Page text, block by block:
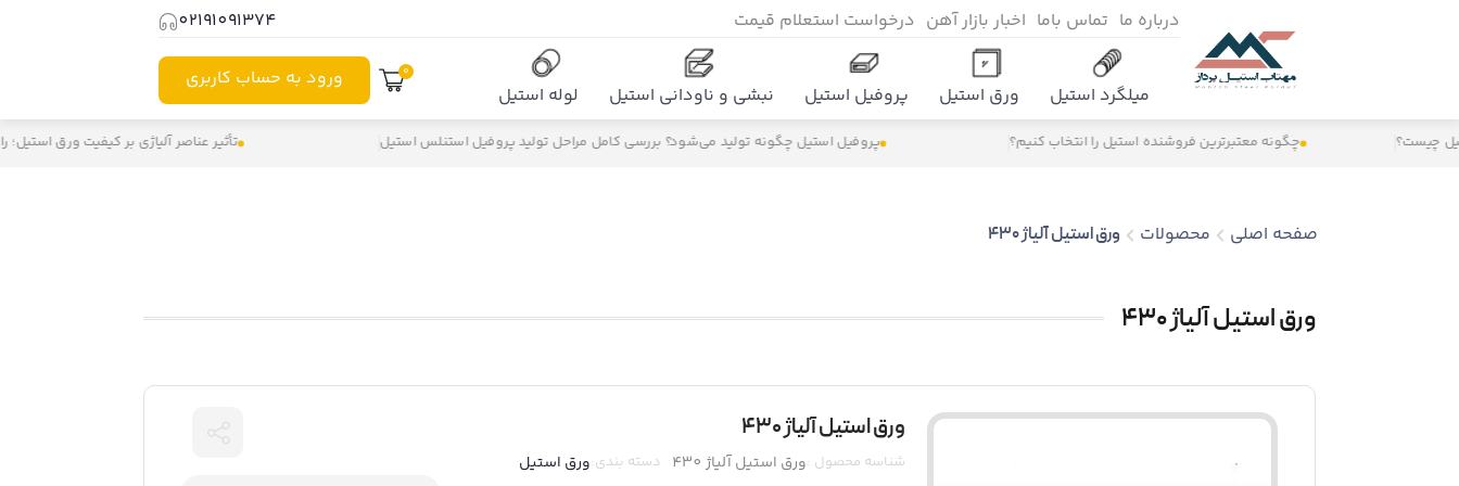
درباره ما تماس باما اخبار بازار آهن درخواست استعلام قیمت 02191091374
میلگرد استیل ورق استیل پروفیل استیل نبشی و ناودانی استیل لوله استیل
0 ورود به حساب کاربری
چگونه معتبرترین فروشنده استیل را انتخاب کنیم؟ پروفیل استیل چگونه تولید می‌شود؟ بررسی کامل مراحل تولید پروفیل استنلس استیل تأثیر عناصر آلیاژی بر کیفیت ورق استیل؛
صفحه اصلی محصولات ورق استیل آلیاژ 430
ورق استیل آلیاژ 430
ورق استیل آلیاژ 430
شناسه محصول :ورق استیل آلیاژ 430 دسته بندی:ورق استیل